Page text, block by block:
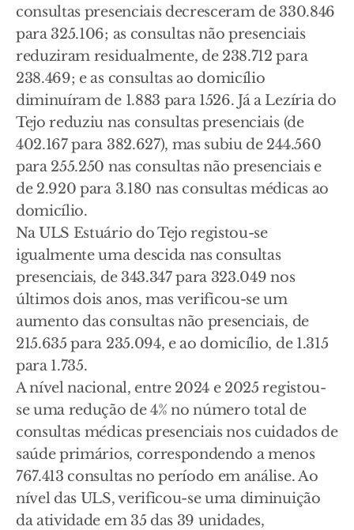
consultas presenciais decresceram de 330.846
para 325.106; as consultas não presenciais
reduziram residualmente, de 238.712 para
238.469; e as consultas ao domicílio
diminuíram de 1.883 para 1526. Já a Lezíria do
Tejo reduziu nas consultas presenciais (de
402.167 para 382.627), mas subiu de 244.560
para 255.250 nas consultas não presenciais e
de 2.920 para 3.180 nas consultas médicas ao
domicílio.
Na ULS Estuário do Tejo registou-se
igualmente uma descida nas consultas
presenciais, de 343.347 para 323.049 nos
últimos dois anos, mas verificou-se um
aumento das consultas não presenciais, de
215.635 para 235.094, e ao domicílio, de 1.315
para 1.735.
A nível nacional, entre 2024 e 2025 registou-
se uma redução de 4% no número total de
consultas médicas presenciais nos cuidados de
saúde primários, correspondendo a menos
767.413 consultas no período em análise. Ao
nível das ULS, verificou-se uma diminuição
da atividade em 35 das 39 unidades,